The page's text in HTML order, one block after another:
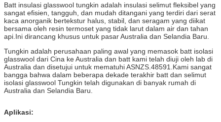
Batt insulasi glasswool tungkin adalah insulasi selimut fleksibel yang
sangat efisien, tangguh, dan mudah ditangani yang terdiri dari serat
kaca anorganik bertekstur halus, stabil, dan seragam yang diikat
bersama oleh resin termoset yang tidak larut dalam air dan tahan
api.Ini dirancang khusus untuk pasar Australia dan Selandia Baru.
Tungkin adalah perusahaan paling awal yang memasok batt isolasi
glasswool dari Cina ke Australia dan batt kami telah diuji oleh lab di
Australia dan disetujui untuk mematuhi ASNZS.48591.Kami sangat
bangga bahwa dalam beberapa dekade terakhir batt dan selimut
isolasi glasswool Tungkin telah digunakan di banyak rumah di
Australia dan Selandia Baru.
Aplikasi: